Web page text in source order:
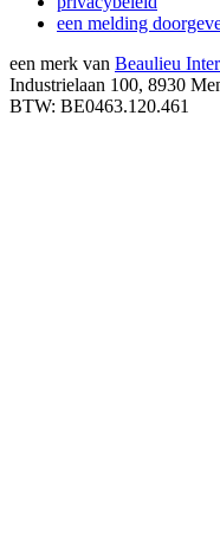
een melding
een merk van Beaulieu
Industrielaan 100, 8930
BTW: BE0463.120.461